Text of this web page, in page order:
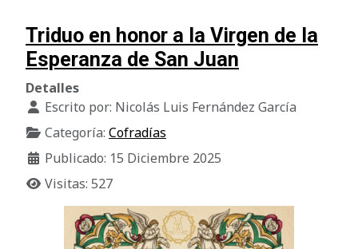
Triduo en honor a la Virgen de la
Esperanza de San Juan
Detalles
Escrito por: Nicolás Luis Fernández García
Categoría: Cofradías
Publicado: 15 Diciembre 2025
Visitas: 527